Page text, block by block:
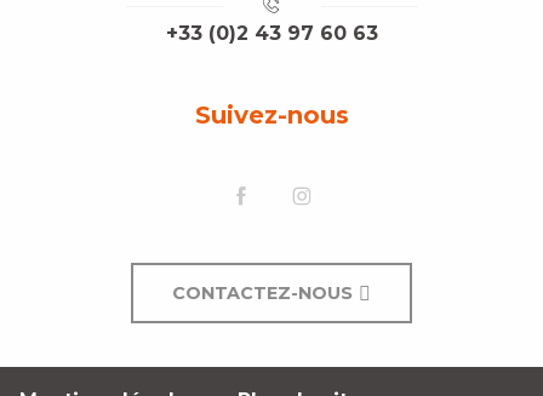
+33 (0)2 43 97 60 63
Suivez-nous
CONTACTEZ-NOUS